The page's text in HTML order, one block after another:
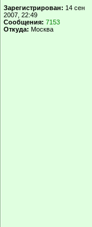
Зарегистрирован: 14 сен
2007, 22:49
Сообщения: 7153
Откуда: Москва